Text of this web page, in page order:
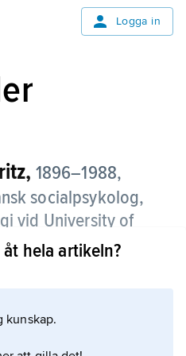
Logga in
1896–1988,
socialpsykolog,
vid University of
samt hur vi ger
hela artikeln?
kunskap.